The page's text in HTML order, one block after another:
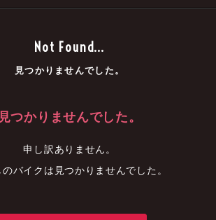
Not Found...
見つかりませんでした。
見つかりませんでした。
申し訳ありません。
バイクは見つかりませんでした。
中古車